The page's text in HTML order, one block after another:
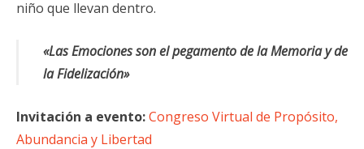
niño que llevan dentro.
«Las Emociones son el pegamento de la Memoria y de
la Fidelización»
Invitación a evento:Congreso Virtual de Propósito,
Abundancia y Libertad